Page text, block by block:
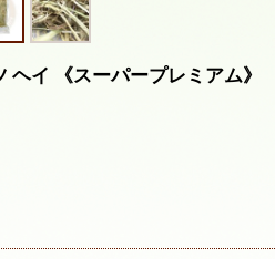
イ 《スーパープレミアム》